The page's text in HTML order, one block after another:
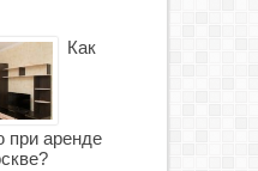
Как
при аренде